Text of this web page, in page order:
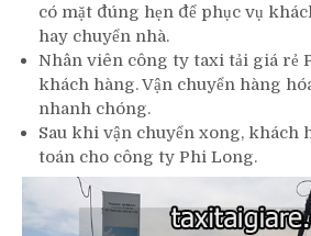
có mặt đúng hẹn để phục vụ
hay chuyển nhà.
Nhân viên công ty taxi tải giá rẻ
khách hàng. Vận chuyển hàng
nhanh chóng.
Sau khi vận chuyển xong, khách
toán cho công ty Phi Long.